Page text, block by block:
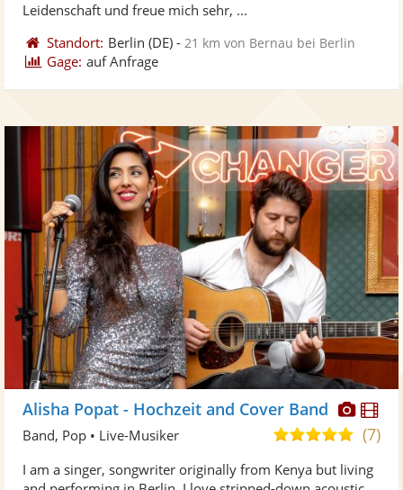
Leidenschaft und freue mich sehr, ...
Standort: Berlin (DE) - 21 km von Bernau bei Berlin
Gage: auf Anfrage
Fotos
Alisha Popat - Hochzeit and Cover Band
5,0
5
(7)
Band, Pop • Live-Musiker
I am a singer, songwriter originally from Kenya but living